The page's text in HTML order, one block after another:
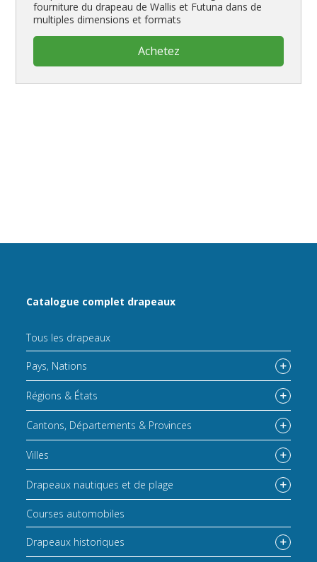
fourniture du drapeau de Wallis et Futuna dans de
multiples dimensions et formats
Achetez
Catalogue complet drapeaux
Tous les drapeaux
Pays, Nations
Régions & États
Cantons, Départements & Provinces
Villes
Drapeaux nautiques et de plage
Courses automobiles
Drapeaux historiques